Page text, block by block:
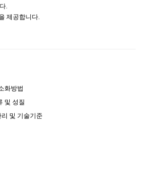
.
제공합니다.
화방법
및 성질
및 기술기준